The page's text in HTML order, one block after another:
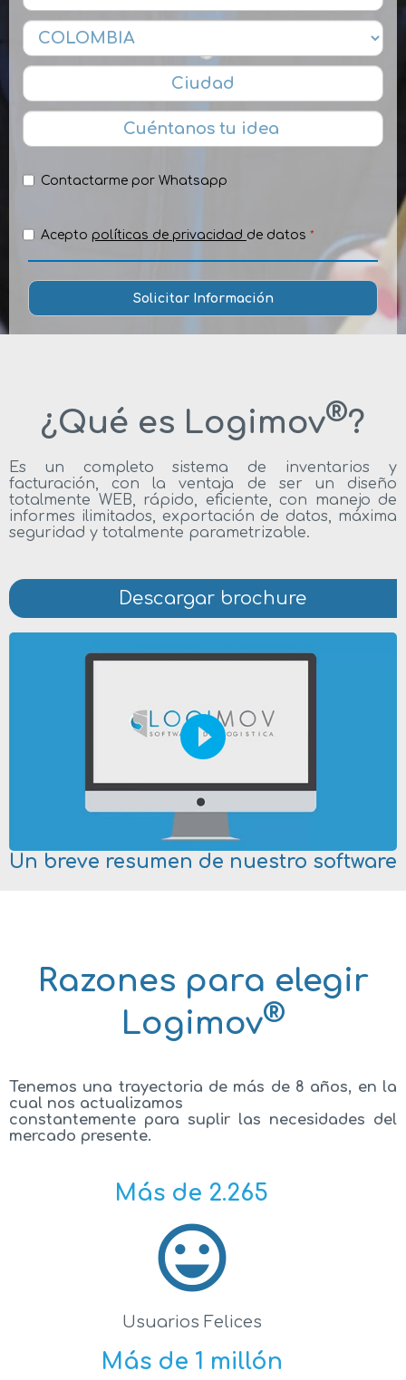
Contactarme por Whatsapp
Acepto políticas de privacidad de datos *
¿Qué es Logimov®?
Es un completo sistema de inventarios y
facturación, con la ventaja de ser un diseño
totalmente WEB, rápido, eficiente, con manejo de
informes ilimitados, exportación de datos, máxima
seguridad y totalmente parametrizable.
Descargar brochure
play_circle_filled
Un breve resumen de nuestro software
Razones para elegir
Logimov®
Tenemos una trayectoria de más de 8 años, en la
cual nos actualizamos
constantemente para suplir las necesidades del
mercado presente.
Más de 2.265
sentiment_very_satisfied
Usuarios Felices
Más de 1 millón